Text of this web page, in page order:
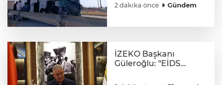
2 dakika önce Gündem
İZEKO Başkanı
Güleroğlu: "EİDS
fahiş ilan sayısı yüzde